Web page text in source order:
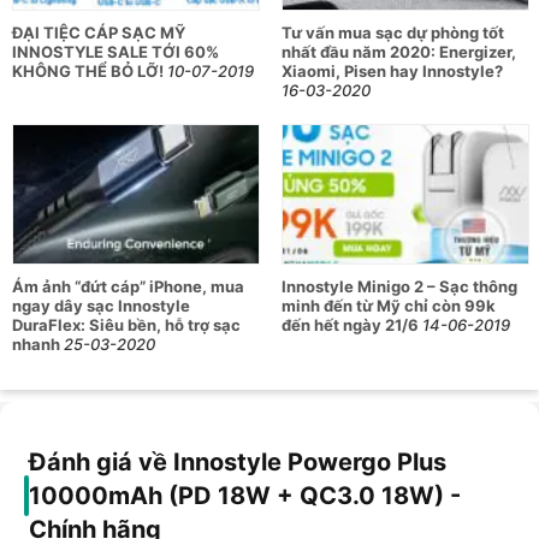
Sạc Lightning đầu vào: 5V/1.5A
USB-Micro đầu vào: 5V/2A , 9V/2A
USB-C PD đầu vào: 5V/2A , 9V/2A
USB-C PD đầu ra: 5-6V/3A , 6-9V/2A , 9-12V/1.5A
USB-A QC3.0 đầu ra: 5-6V/3A , 6-9V/2A , 9-12V/1.5A
Chất liệu: ABS
Kích Thước: 145 x 68 x 15,1 mm
Trọng Lượng: 192g
Chứng chỉ an toàn cháy nổ của Mỹ: FCC, của Châu Âu:
ĐẠI TIỆC CÁP SẠC MỸ
INNOSTYLE SALE TỚI 60%
KHÔNG THỂ BỎ LỠ! 10-07-2019
Tư vấn mua sạc dự phòng tốt
nhất đầu năm 2020: Energizer,
Xiaomi, Pisen hay Innostyle?
16-03-2020
Ám ảnh “đứt cáp” iPhone, mua
ngay dây sạc Innostyle
DuraFlex: Siêu bền, hỗ trợ sạc
nhanh25-03-2020
Innostyle Minigo 2 – Sạc thông
minh đến từ Mỹ chỉ còn 99k
đến hết ngày 21/6 14-06-2019
Đánh giá về Innostyle Powergo Plus
10000mAh (PD 18W + QC3.0 18W) -
Chính hãng